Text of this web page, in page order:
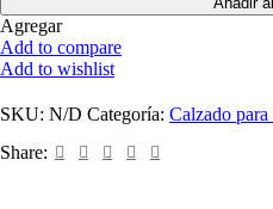
Agregar
Add to compare
Add to wishlist
SKU: N/D Categoría: Calzado
Share: